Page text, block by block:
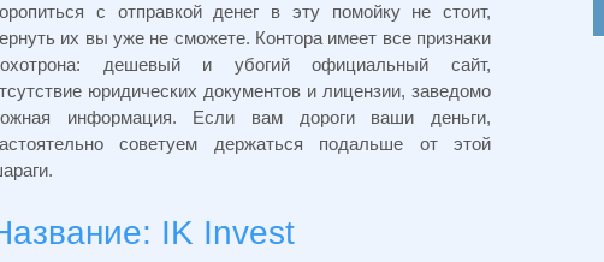
с отправкой денег в эту помойку не стоит,
их вы уже не сможете. Контора имеет все признаки
дешевый и убогий официальный сайт,
юридических документов и лицензии, заведомо
информация. Если вам дороги ваши деньги,
советуем держаться подальше от этой
IK Invest